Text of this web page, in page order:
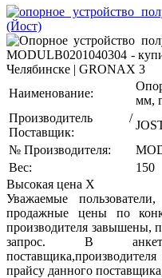
Наименование:
мм,
Производитель /
Поставщик:
№ Производителя:
Вес:
150
Высокая цена X
Уважаемые
продажные цены по
производителя завышены,
запрос. В
прайсу данного